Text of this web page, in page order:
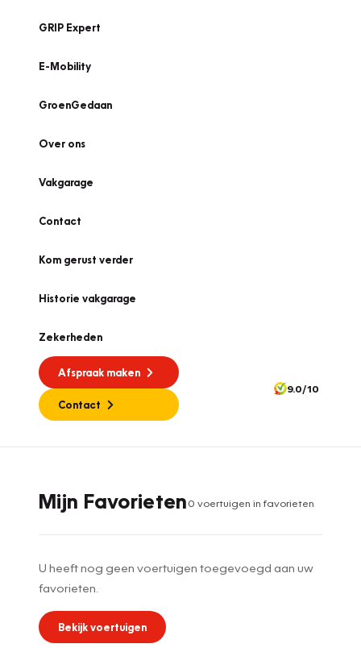
GRIP Expert
E-Mobility
GroenGedaan
Over ons
Vakgarage
Contact
Kom gerust verder
Historie vakgarage
Zekerheden
Afspraak maken
Contact
9.0/10
Mijn Favorieten0 voertuigen in favorieten
U heeft nog geen voertuigen toegevoegd aan uw
favorieten.
Bekijk voertuigen